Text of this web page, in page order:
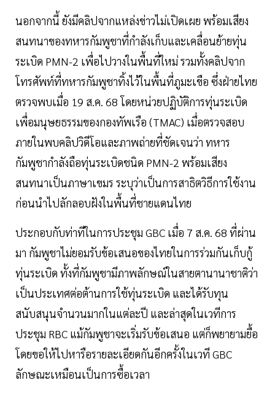
นอกจากนี้ ยังมีคลิปจากแหล่งข่าวไม่เปิดเผย พร้อมเสียง
สนทนาของทหารกัมพูชาที่กำลังเก็บและเคลื่อนย้ายทุ่น
ระเบิด PMN-2 เพื่อไปวางในพื้นที่ใหม่ รวมทั้งคลิปจาก
โทรศัพท์ที่ทหารกัมพูชาทิ้งไว้ในพื้นที่ภูมะเขือ ซึ่งฝ่ายไทย
ตรวจพบเมื่อ 19 ส.ค. 68 โดยหน่วยปฏิบัติการทุ่นระเบิด
เพื่อมนุษยธรรมของกองทัพเรือ (TMAC) เมื่อตรวจสอบ
ภายในพบคลิปวิดีโอและภาพถ่ายที่ชัดเจนว่า ทหาร
กัมพูชากำลังถือทุ่นระเบิดชนิด PMN-2 พร้อมเสียง
สนทนาเป็นภาษาเขมร ระบุว่าเป็นการสาธิตวิธีการใช้งาน
ก่อนนำไปลักลอบฝังในพื้นที่ชายแดนไทย
ประกอบกับท่าทีในการประชุม GBC เมื่อ 7 ส.ค. 68 ที่ผ่าน
มา กัมพูชาไม่ยอมรับข้อเสนอของไทยในการร่วมกันเก็บกู้
ทุ่นระเบิด ทั้งที่กัมพูชามีภาพลักษณ์ในสายตานานาชาติว่า
เป็นประเทศต่อต้านการใช้ทุ่นระเบิด และได้รับทุน
สนับสนุนจำนวนมากในแต่ละปี และล่าสุดในเวทีการ
ประชุม RBC แม้กัมพูชาจะเริ่มรับข้อเสนอ แต่ก็พยายามยื้อ
โดยขอให้ไปหารือรายละเอียดกันอีกครั้งในเวที GBC
ลักษณะเหมือนเป็นการซื้อเวลา